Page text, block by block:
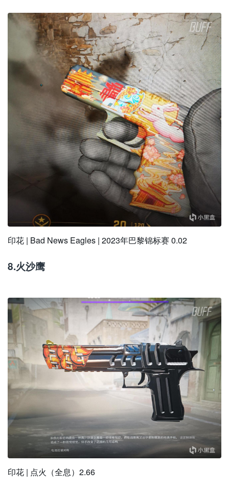
印花 | Bad News Eagles | 2023年巴黎锦标赛 0.02
8.火沙鹰
印花 | 点火（全息）2.66